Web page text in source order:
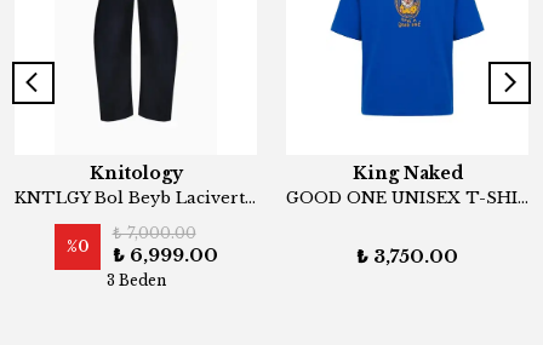
Knitology
KNTLGY Bol Beyb Lacivert Kot Pantolon
%0
₺ 7,000.00
₺ 6,999.00
3 Beden
King Naked
GOOD ONE UNISEX T-SHIRT
₺ 3,750.00